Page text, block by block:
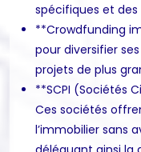
spécifiques et des
**Crowdfunding
pour diversifier
projets de plus
**SCPI (Sociétés
Ces sociétés
l’immobilier sans